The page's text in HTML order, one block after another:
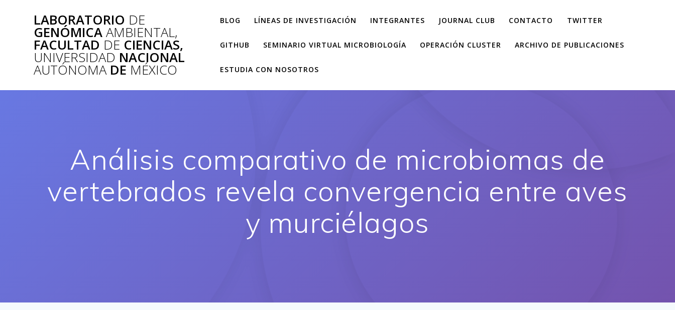
contenido
LABORATORIO DE
GENÓMICA AMBIENTAL,
FACULTAD DE CIENCIAS,
UNIVERSIDAD NACIONAL
AUTÓNOMADE MÉXICO
BLOG LÍNEAS DE INVESTIGACIÓN INTEGRANTES JOURNAL CLUB CONTACTO TWITTER
GITHUB SEMINARIO VIRTUAL MICROBIOLOGÍA OPERACIÓN CLUSTER ARCHIVO DE PUBLICACIONES
ESTUDIA CON NOSOTROS
Análisis comparativo de microbiomas de
vertebrados revela convergencia entre aves
y murciélagos